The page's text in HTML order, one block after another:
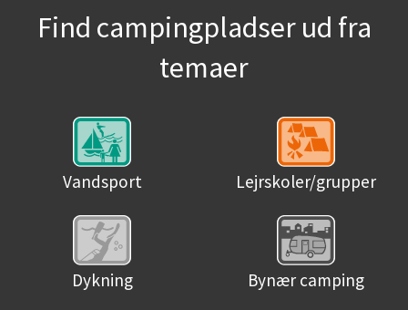
Find campingpladser ud fra
temaer
Vandsport Lejrskoler/grupper
Dykning Bynær camping